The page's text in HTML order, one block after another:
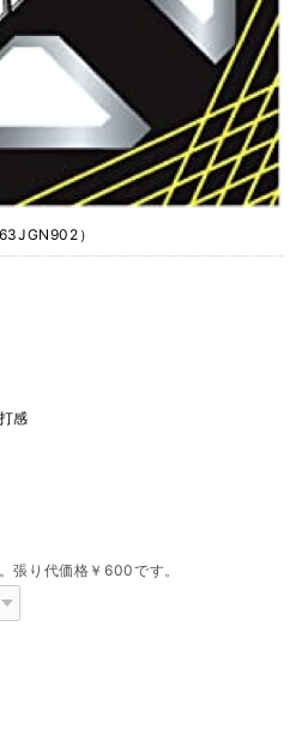
）
感
張り代価格￥600です。